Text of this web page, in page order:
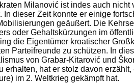
Milanović ist indes auch
In dieser Zeit konnte er einige
geäußert. Die
oder Gehaltskürzungen im
die Eigentümer kroatischer
Parteifreunde zu schützen. In
von Grabar-Kitarović und
erhalten, hat er stolz davon
im 2. Weltkrieg gekämpft hat.